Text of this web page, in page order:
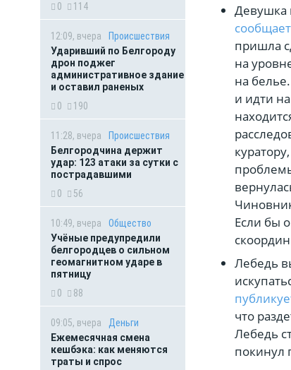
0
114
12:09, вчера
Происшествия
Ударивший по Белгороду
дрон поджег
административное здание
и оставил раненых
0
190
11:28, вчера
Происшествия
Белгородчина держит
удар: 123 атаки за сутки с
пострадавшими
0
56
10:49, вчера
Общество
Учёные предупредили
белгородцев о сильном
геомагнитном ударе в
пятницу
0
88
09:05, вчера
Деньги
Ежемесячная смена
кешбэка: как меняются
траты и спрос
Девушка
сообщает
пришла
на
на
и идти
Если бы
Лебедь
что
Лебедь
покинул